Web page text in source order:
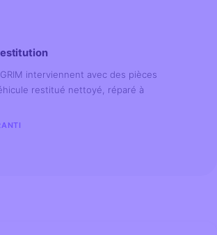
interviennent avec des pièces
restitué nettoyé, réparé à